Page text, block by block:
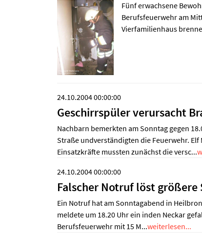
Fünf erwachsene
Berufsfeuerwehr am
Vierfamilienhaus
24.10.2004 00:00:00
Geschirrspüler verursacht
Nachbarn bemerkten am Sonntag gegen
Straße undverständigten die Feuerwehr.
Einsatzkräfte mussten zunächst die versc...
24.10.2004 00:00:00
Falscher Notruf löst größere
Ein Notruf hat am Sonntagabend in
meldete um 18.20 Uhr ein inden Neckar
Berufsfeuerwehr mit 15 M...weiterlesen...